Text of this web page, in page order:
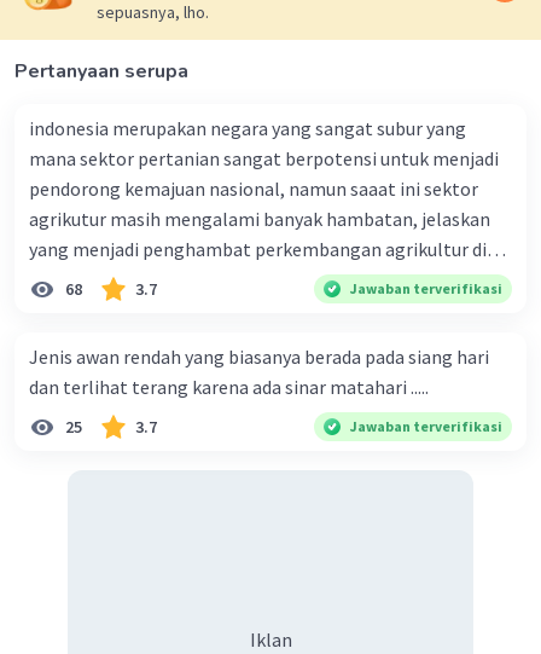
Beri Rating·0.0
Iklan
28 Desember 2023 04:48
D. Kerjasama antar negara
Beri Rating ( Balas
sepuasnya, lho.
Pertanyaan serupa
indonesia merupakan negara yang sangat subur yang
mana sektor pertanian sangat berpotensi untuk menjadi
pendorong kemajuan nasional, namun saaat ini sektor
agrikutur masih mengalami banyak hambatan, jelaskan
yang menjadi penghambat perkembangan agrikultur di
indonesia
68 3.7 Jawaban terverifikasi
Jenis awan rendah yang biasanya berada pada siang hari
dan terlihat terang karena ada sinar matahari .....
25 3.7 Jawaban terverifikasi
Iklan